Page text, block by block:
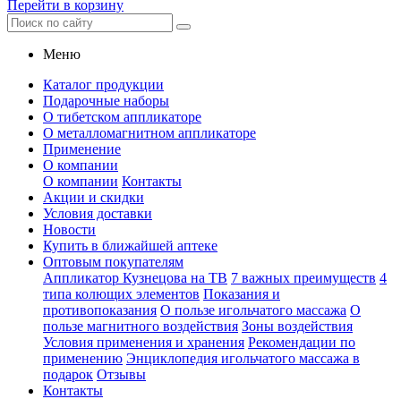
Перейти в корзину
Меню
Каталог продукции
Подарочные наборы
О тибетском аппликаторе
О металломагнитном аппликаторе
Применение
О компании
О компании Контакты
Акции и скидки
Условия доставки
Новости
Купить в ближайшей аптеке
Оптовым покупателям
Аппликатор Кузнецова на ТВ 7 важных преимуществ 4
типа колющих элементов Показания и
противопоказания О пользе игольчатого массажа О
пользе магнитного воздействия Зоны воздействия
Условия применения и хранения Рекомендации по
применению Энциклопедия игольчатого массажа в
подарок Отзывы
Контакты